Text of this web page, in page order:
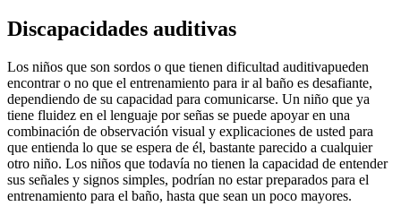
Discapacidades auditivas
Los niños que son sordos o que tienen dificultad auditivapueden
encontrar o no que el entrenamiento para ir al baño es desafiante,
dependiendo de su capacidad para comunicarse. Un niño que ya
tiene fluidez en el lenguaje por señas se puede apoyar en una
combinación de observación visual y explicaciones de usted para
que entienda lo que se espera de él, bastante parecido a cualquier
otro niño. Los niños que todavía no tienen la capacidad de entender
sus señales y signos simples, podrían no estar preparados para el
entrenamiento para el baño, hasta que sean un poco mayores.